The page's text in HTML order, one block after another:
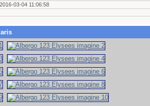
2016-03-04 11:06:58